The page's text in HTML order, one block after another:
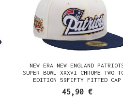
NEW ERA NEW ENGLAND
SUPER BOWL XXXVI CHROME TWO
EDITION 59FIFTY FITTED CAP
45,90 €